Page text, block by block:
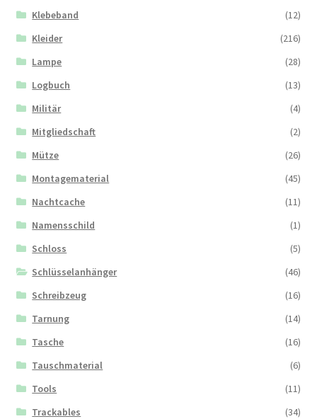
Klebeband
(12)
Kleider
(216)
Lampe
(28)
Logbuch
(13)
Militär
(4)
Mitgliedschaft
(2)
Mütze
(26)
Montagematerial
(45)
Nachtcache
(11)
Namensschild
(1)
Schloss
(5)
Schlüsselanhänger
(46)
Schreibzeug
(16)
Tarnung
(14)
Tasche
(16)
Tauschmaterial
(6)
Tools
(11)
Trackables
(34)